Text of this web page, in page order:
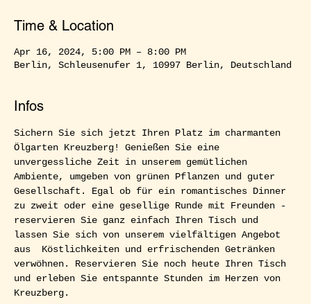
Time & Location
Apr 16, 2024, 5:00 PM – 8:00 PM
Berlin, Schleusenufer 1, 10997 Berlin, Deutschland
Infos
Sichern Sie sich jetzt Ihren Platz im charmanten
Ölgarten Kreuzberg! Genießen Sie eine
unvergessliche Zeit in unserem gemütlichen
Ambiente, umgeben von grünen Pflanzen und guter
Gesellschaft. Egal ob für ein romantisches Dinner
zu zweit oder eine gesellige Runde mit Freunden -
reservieren Sie ganz einfach Ihren Tisch und
lassen Sie sich von unserem vielfältigen Angebot
aus  Köstlichkeiten und erfrischenden Getränken
verwöhnen. Reservieren Sie noch heute Ihren Tisch
und erleben Sie entspannte Stunden im Herzen von
Kreuzberg.